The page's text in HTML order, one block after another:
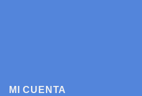
MI CUENTA